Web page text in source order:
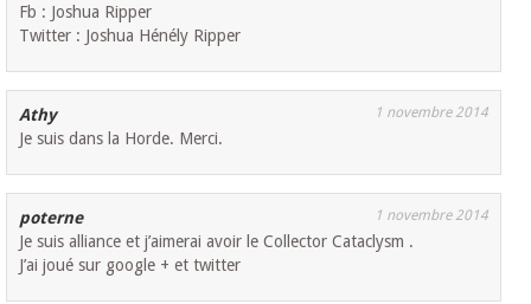
Fb : Joshua Ripper
Twitter : Joshua Hénély Ripper
Athy 1 novembre 2014
Je suis dans la Horde. Merci.
poterne 1 novembre 2014
Je suis alliance et j’aimerai avoir le Collector Cataclysm .
J’ai joué sur google + et twitter